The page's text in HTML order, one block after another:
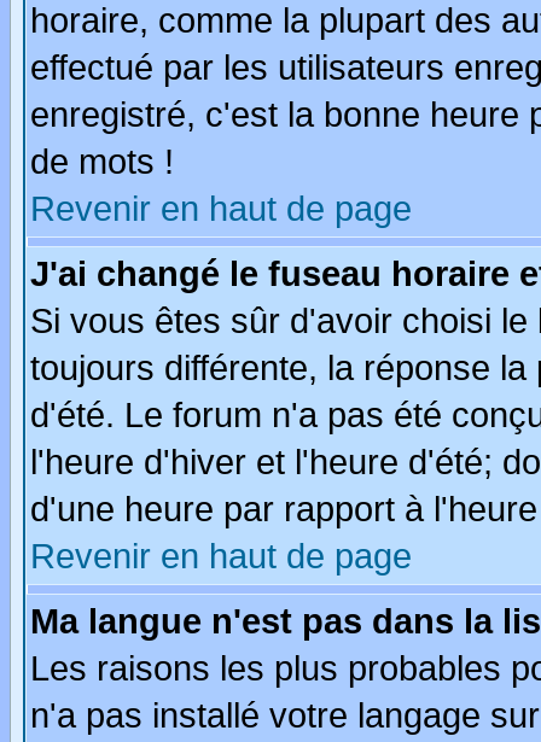
horaire, comme la plupart des
effectué par les utilisateurs
enregistré, c'est la bonne heure
de mots !
Revenir en haut de page
J'ai changé le fuseau horaire
Si vous êtes sûr d'avoir choisi
toujours différente, la réponse
d'été. Le forum n'a pas été
l'heure d'hiver et l'heure d'été;
d'une heure par rapport à
Revenir en haut de page
Ma langue n'est pas dans la
Les raisons les plus probables
n'a pas installé votre langage